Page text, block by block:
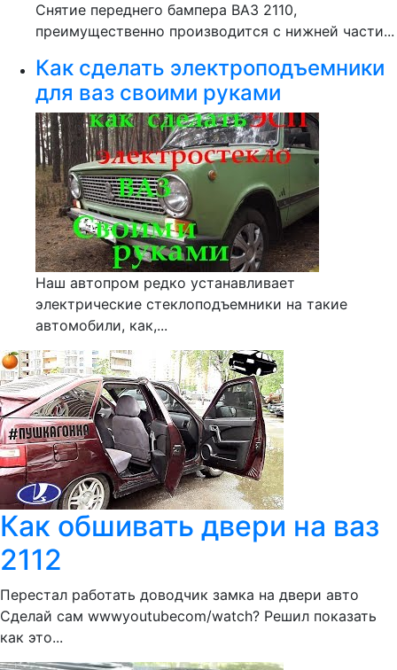
Снятие переднего бампера ВАЗ 2110,
преимущественно производится с нижней части...
Как сделать электроподъемники
для ваз своими руками
Наш автопром редко устанавливает
электрические стеклоподъемники на такие
автомобили, как,...
Как обшивать двери на ваз
2112
Перестал работать доводчик замка на двери авто
Сделай сам wwwyoutubecom/watch? Решил показать
как это...